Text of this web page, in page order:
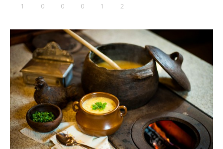
1 0 0 0 1 2